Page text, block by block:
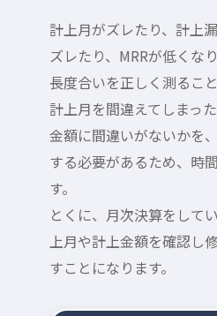
計上月がズレたり、計上
ズレたり、MRRが低くな
長度合いを正しく測るこ
計上月を間違えてしまっ
金額に間違いがないかを
する必要があるため、時
す。
とくに、月次決算をして
上月や計上金額を確認し
すことになります。